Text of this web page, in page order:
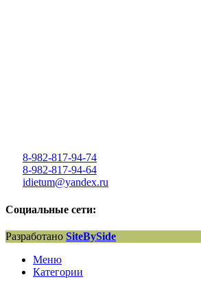
8-982-817-94-74
8-982-817-94-64
idietum@yandex.ru
Социальные сети:
Разработано SiteBySide
Меню
Категории